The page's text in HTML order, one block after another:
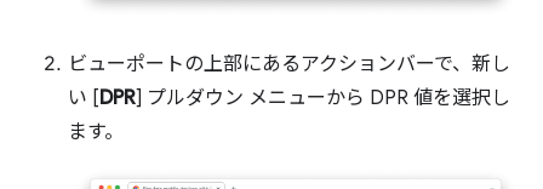
ビューポートの上部にあるアクションバーで、新し
い [DPR] プルダウン メニューから DPR 値を選択し
ます。